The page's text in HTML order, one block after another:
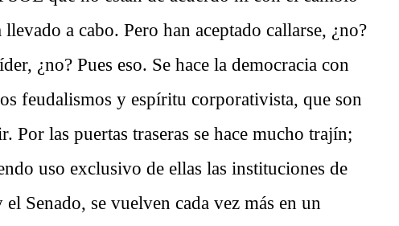
a cabo. Pero han aceptado callarse, ¿no?
¿no? Pues eso. Se hace la democracia con
feudalismos y espíritu corporativista, que son
Por las puertas traseras se hace mucho trajín;
uso exclusivo de ellas las instituciones de
Senado, se vuelven cada vez más en un